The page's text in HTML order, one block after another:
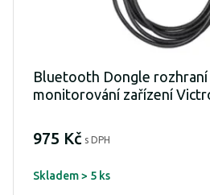
Bluetooth Dongle rozhraní
monitorování zařízení
975 Kč s DPH
Skladem > 5 ks